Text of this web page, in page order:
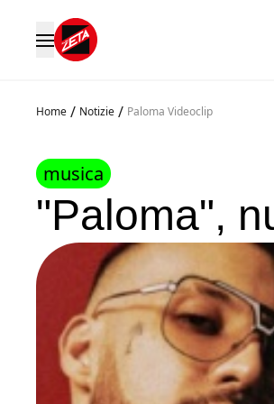
Home / Notizie / Paloma Videoclip
musica
"Paloma",